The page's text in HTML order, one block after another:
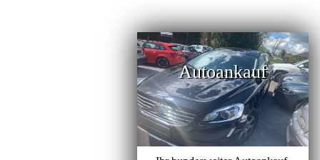
Autoankauf